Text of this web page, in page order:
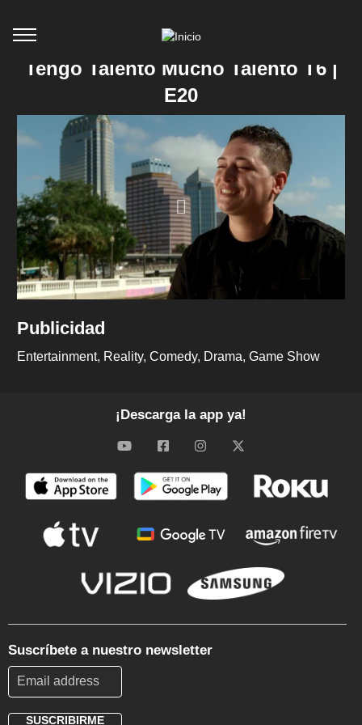
Tengo Talento Mucho Talento T6 |
E20
Publicidad
Entertainment Reality Comedy Drama Game Show
¡Descarga la app ya!
Suscríbete a nuestro newsletter
SUSCRIBIRME